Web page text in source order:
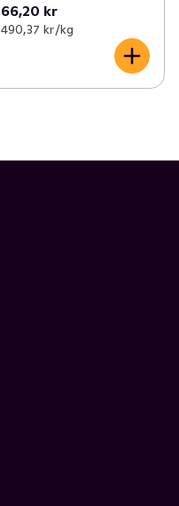
66,20 kr
490,37 kr /kg